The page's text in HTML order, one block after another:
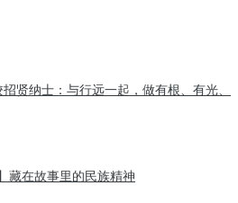
招贤纳士：与行远一起，做有根、有光、
藏在故事里的民族精神